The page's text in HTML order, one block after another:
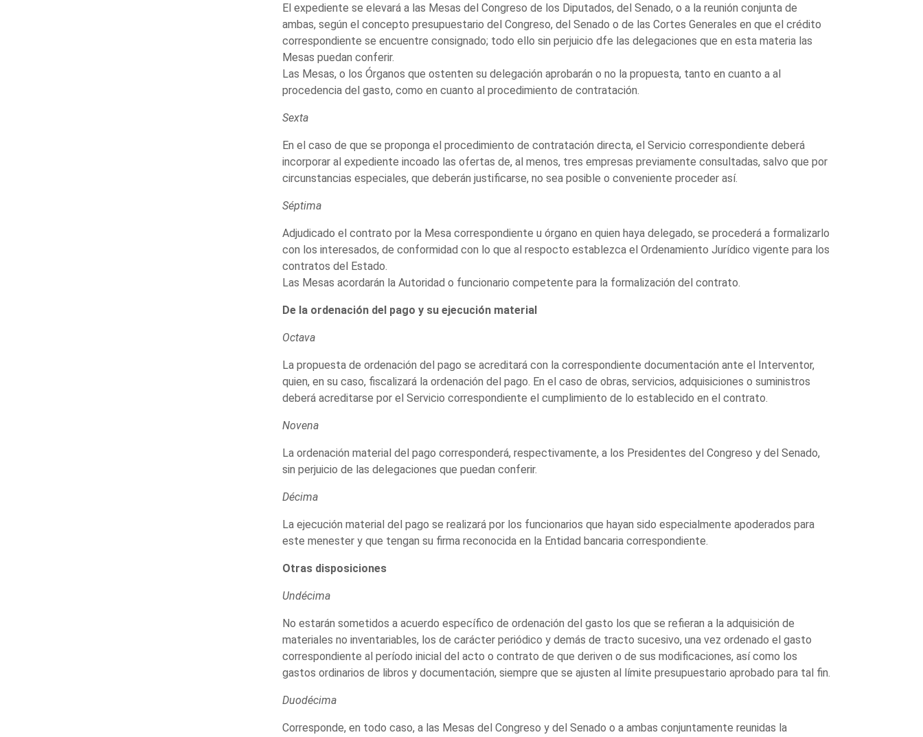
El expediente se elevará a las Mesas del Congreso de los Diputados, del Senado, o a la reunión conjunta de
ambas, según el concepto presupuestario del Congreso, del Senado o de las Cortes Generales en que el crédito
correspondiente se encuentre consignado; todo ello sin perjuicio dfe las delegaciones que en esta materia las
Mesas puedan conferir.
Las Mesas, o los Órganos que ostenten su delegación aprobarán o no la propuesta, tanto en cuanto a al
procedencia del gasto, como en cuanto al procedimiento de contratación.
Sexta
En el caso de que se proponga el procedimiento de contratación directa, el Servicio correspondiente deberá
incorporar al expediente incoado las ofertas de, al menos, tres empresas previamente consultadas, salvo que por
circunstancias especiales, que deberán justificarse, no sea posible o conveniente proceder así.
Séptima
Adjudicado el contrato por la Mesa correspondiente u órgano en quien haya delegado, se procederá a formalizarlo
con los interesados, de conformidad con lo que al respocto establezca el Ordenamiento Jurídico vigente para los
contratos del Estado.
Las Mesas acordarán la Autoridad o funcionario competente para la formalización del contrato.
De la ordenación del pago y su ejecución material
Octava
La propuesta de ordenación del pago se acreditará con la correspondiente documentación ante el Interventor,
quien, en su caso, fiscalizará la ordenación del pago. En el caso de obras, servicios, adquisiciones o suministros
deberá acreditarse por el Servicio correspondiente el cumplimiento de lo establecido en el contrato.
Novena
La ordenación material del pago corresponderá, respectivamente, a los Presidentes del Congreso y del Senado,
sin perjuicio de las delegaciones que puedan conferir.
Décima
La ejecución material del pago se realizará por los funcionarios que hayan sido especialmente apoderados para
este menester y que tengan su firma reconocida en la Entidad bancaria correspondiente.
Otras disposiciones
Undécima
No estarán sometidos a acuerdo específico de ordenación del gasto los que se refieran a la adquisición de
materiales no inventariables, los de carácter periódico y demás de tracto sucesivo, una vez ordenado el gasto
correspondiente al período inicial del acto o contrato de que deriven o de sus modificaciones, así como los
gastos ordinarios de libros y documentación, siempre que se ajusten al límite presupuestario aprobado para tal fin.
Duodécima
Corresponde, en todo caso, a las Mesas del Congreso y del Senado o a ambas conjuntamente reunidas la